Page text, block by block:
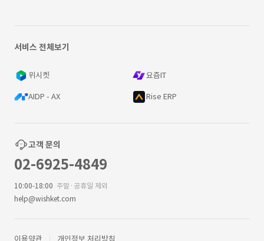
서비스 전체보기
위시켓 요즘IT
AIDP - AX Rise ERP
고객 문의
02-6925-4849
10:00-18:00 주말·공휴일 제외
help@wishket.com
이용약관 개인정보 처리방침